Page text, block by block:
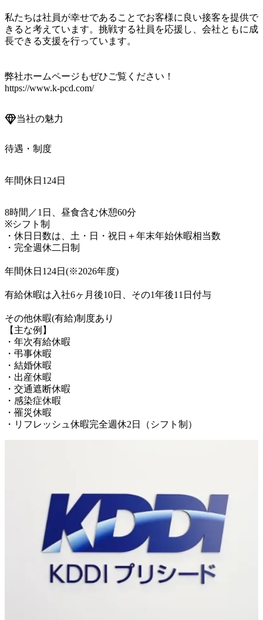
私たちは社員が幸せであることでお客様に良い接客を提供で
きると考えています。挑戦する社員を応援し、会社ともに成
長できる支援を行っています。
弊社ホームページもぜひご覧ください！
https://www.k-pcd.com/
当社の魅力
待遇・制度
年間休日124日
8時間／1日、昼食含む休憩60分
※シフト制
・休日日数は、土・日・祝日＋年末年始休暇相当数
・完全週休二日制
年間休日124日(※2026年度)
有給休暇は入社6ヶ月後10日、その1年後11日付与
その他休暇(有給)制度あり
【主な例】
・年次有給休暇
・弔事休暇
・結婚休暇
・出産休暇
・交通遮断休暇
・感染症休暇
・罹災休暇